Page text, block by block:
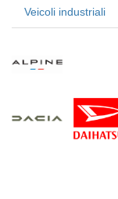
Veicoli industriali